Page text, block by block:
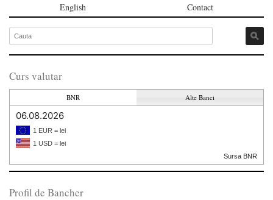
English Contact
Curs valutar
BNR Alte Banci
06.08.2026
1 EUR = lei
1 USD = lei
Sursa BNR
Profil de Bancher